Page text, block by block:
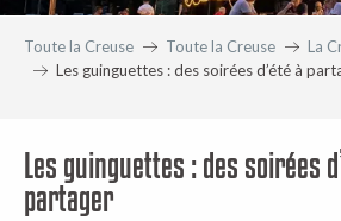
Toute la Creuse Toute la Creuse
La
Les guinguettes : des soirées d’été à
Les guinguettes : des soirées
partager